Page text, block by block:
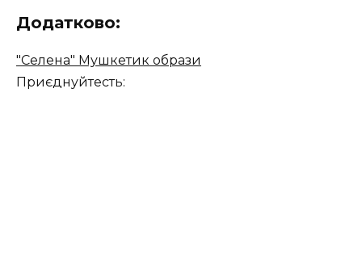
Додатково:
"Селена" Мушкетик образи
Приєднуйтесть: